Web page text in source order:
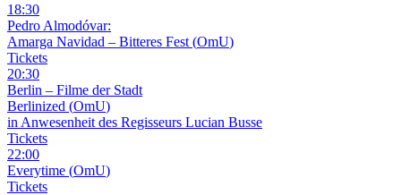
18:30
Pedro Almodóvar:
Amarga Navidad – Bitteres Fest (OmU)
Tickets
20:30
Berlin – Filme der Stadt
Berlinized (OmU)
in Anwesenheit des Regisseurs Lucian Busse
Tickets
22:00
Everytime (OmU)
Tickets